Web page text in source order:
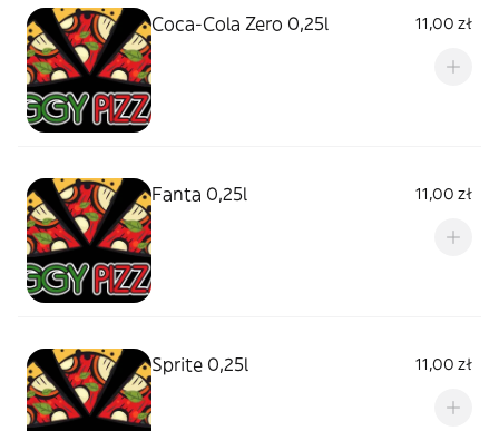
Coca-Cola Zero 0,25l 11,00 zł
Fanta 0,25l 11,00 zł
Sprite 0,25l 11,00 zł